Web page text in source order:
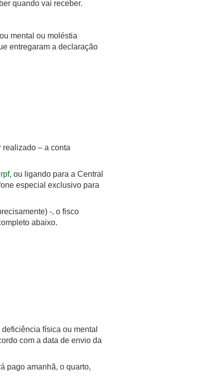
quando vai receber.
mental ou moléstia
entregaram a declaração
realizado – a conta
, ou ligando para a Central
especial exclusivo para
-, o fisco
abaixo.
física ou mental
com a data de envio da
pago amanhã, o quarto,